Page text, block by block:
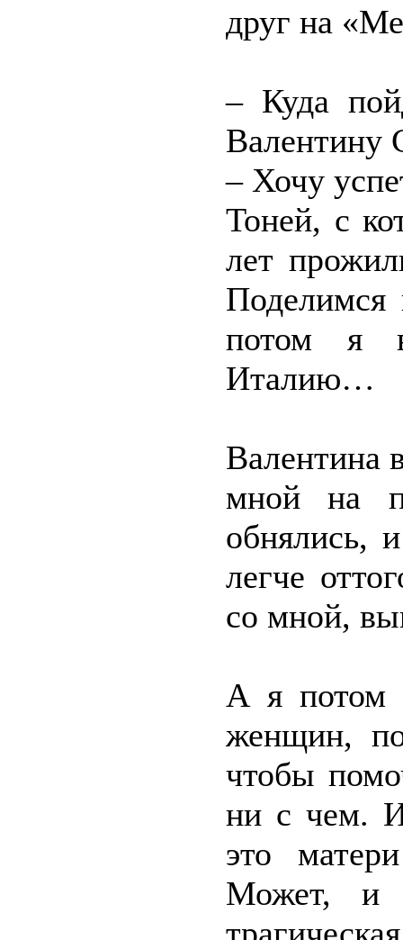
друг на
– Куда
Валентину
– Хочу
Тоней, с
лет
Поделимся
потом я
Италию…
Валентина
мной на
обнялись,
легче
со мной,
А я потом
женщин,
чтобы
ни с чем.
это
Может, и